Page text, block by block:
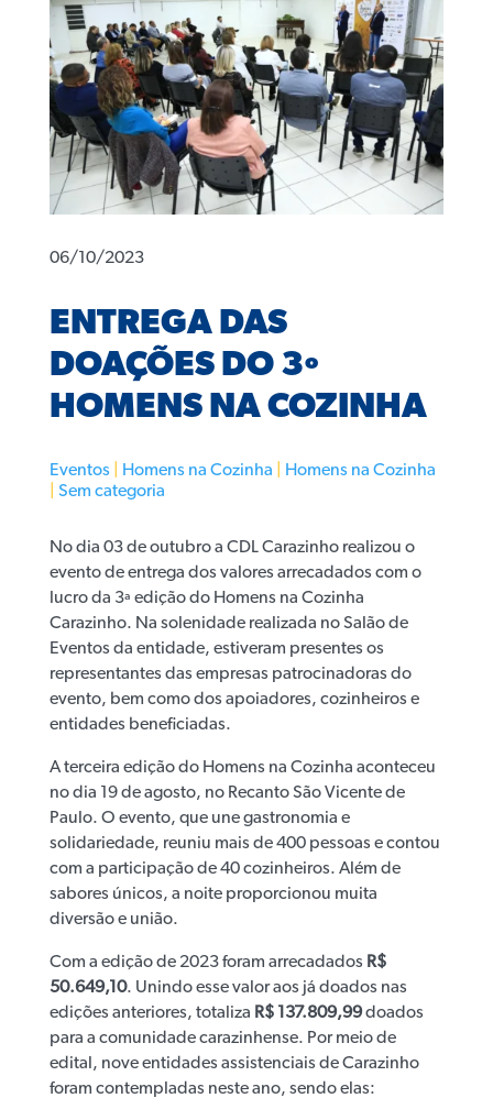
06/10/2023
ENTREGA DAS
DOAÇÕES DO 3º
HOMENS NA COZINHA
Eventos Homens na Cozinha
Homens na Cozinha
Sem categoria
No dia 03 de outubro a CDL Carazinho realizou o
evento de entrega dos valores arrecadados com o
lucro da 3ª edição do Homens na Cozinha
Carazinho. Na solenidade realizada no Salão de
Eventos da entidade, estiveram presentes os
representantes das empresas patrocinadoras do
evento, bem como dos apoiadores, cozinheiros e
entidades beneficiadas.
A terceira edição do Homens na Cozinha aconteceu
no dia 19 de agosto, no Recanto São Vicente de
Paulo. O evento, que une gastronomia e
solidariedade, reuniu mais de 400 pessoas e contou
com a participação de 40 cozinheiros. Além de
sabores únicos, a noite proporcionou muita
diversão e união.
Com a edição de 2023 foram arrecadados R$
50.649,10. Unindo esse valor aos já doados nas
edições anteriores, totaliza R$ 137.809,99doados
para a comunidade carazinhense. Por meio de
edital, nove entidades assistenciais de Carazinho
foram contempladas neste ano, sendo elas: